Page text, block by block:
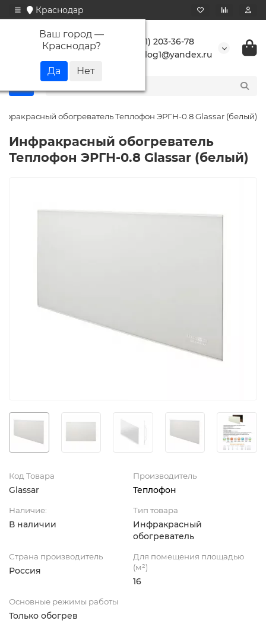
Краснодар
Ваш город —
Краснодар?
+7 (861) 203-36-78
buranlog1@yandex.ru
обогреватель Теплофон ЭРГН-0.8 Glassar (белый)
Инфракрасный обогреватель
Теплофон ЭРГН-0.8 Glassar (белый)
Код Товара
Glassar
Производитель
Теплофон
Наличие:
В наличии
Тип товара
Инфракрасный
обогреватель
Страна производитель
Россия
Для помещения площадью
(м²)
16
Основные режимы работы
Только обогрев